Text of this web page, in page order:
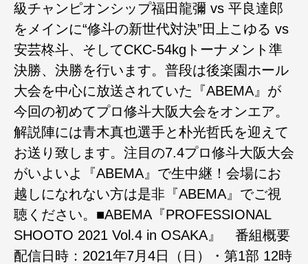
級チャンピオンシップ福田龍彌 vs 平良達郎
をメインに“修斗の新世代対決”田上こゆる vs
安芸柊斗、そしてCKC-54kgトーナメント準
決勝、決勝を行います。普段は後楽園ホール
大会を中心に放送されていた『ABEMA』が
今回の初めてプロ修斗大阪大会をオンエア。
解説陣には青木真也選手と朴光哲氏を迎えて
お送り致します。注目の7.4プロ修斗大阪大会
がいよいよ『ABEMA』で生中継！会場にお
越しになれない方は是非『ABEMA』でご視
聴ください。■ABEMA『PROFESSIONAL
SHOOTO 2021 Vol.4 in OSAKA』 番組概要
配信日時：2021年7月4日（日）・第1部 12時